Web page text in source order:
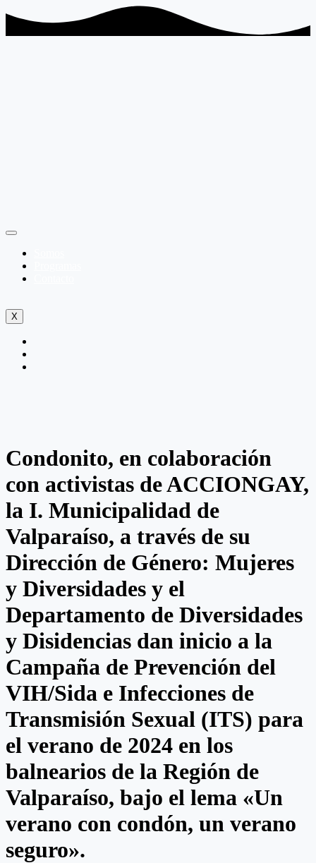
X
Condonito, en colaboración
con activistas de ACCIONGAY,
la I. Municipalidad de
Valparaíso, a través de su
Dirección de Género: Mujeres
y Diversidades y el
Departamento de Diversidades
y Disidencias dan inicio a la
Campaña de Prevención del
VIH/Sida e Infecciones de
Transmisión Sexual (ITS) para
el verano de 2024 en los
balnearios de la Región de
Valparaíso, bajo el lema «Un
verano con condón, un verano
seguro».